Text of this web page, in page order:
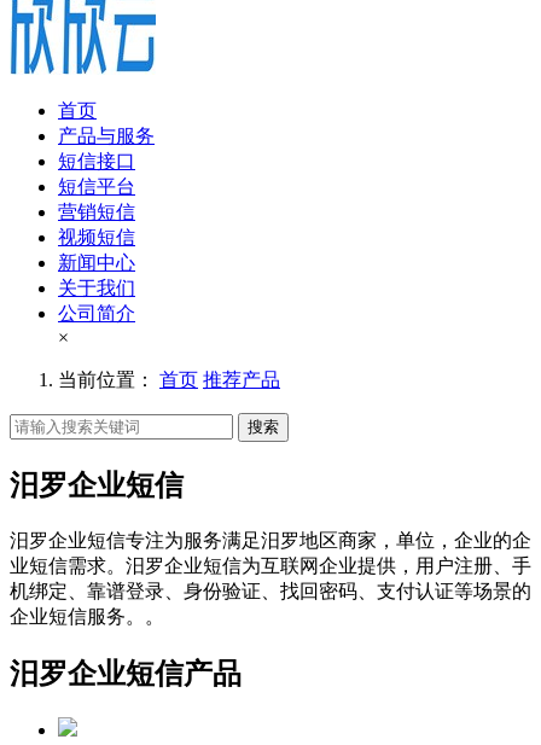
首页
产品与服务
短信接口
短信平台
营销短信
视频短信
新闻中心
关于我们
公司简介
×
当前位置： 首页 推荐产品
搜索
汨罗企业短信
汨罗企业短信专注为服务满足汨罗地区商家，单位，企业的企
业短信需求。汨罗企业短信为互联网企业提供，用户注册、手
机绑定、靠谱登录、身份验证、找回密码、支付认证等场景的
企业短信服务。。
汨罗企业短信产品